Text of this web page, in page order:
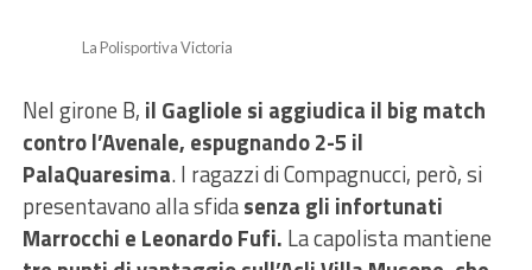
La Polisportiva Victoria
Nel girone B, il Gagliole si aggiudica il big match
contro l’Avenale, espugnando 2-5 il
PalaQuaresima. I ragazzi di Compagnucci, però, si
presentavano alla sfidasenza gli infortunati
Marrocchi e Leonardo Fufi. La capolista mantiene